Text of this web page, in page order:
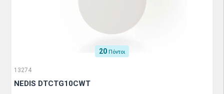
20 Πόντοι
13274
NEDIS DTCTG10CWT